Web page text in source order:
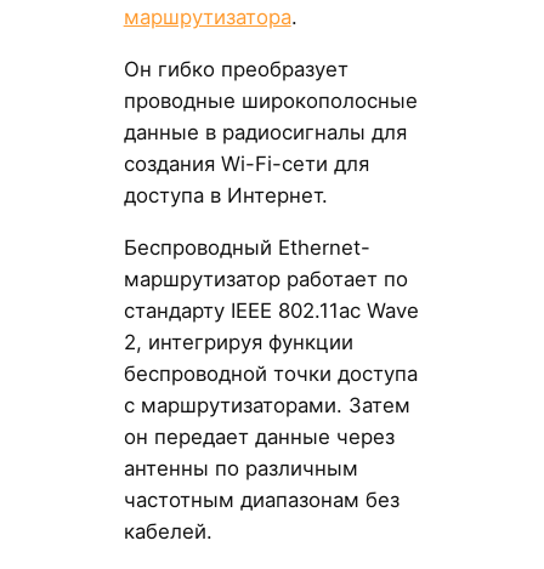
маршрутизатора.
Он гибко преобразует
проводные широкополосные
данные в радиосигналы для
создания Wi-Fi-сети для
доступа в Интернет.
Беспроводный Ethernet-
маршрутизатор работает по
стандарту IEEE 802.11ac Wave
2, интегрируя функции
беспроводной точки доступа
с маршрутизаторами. Затем
он передает данные через
антенны по различным
частотным диапазонам без
кабелей.